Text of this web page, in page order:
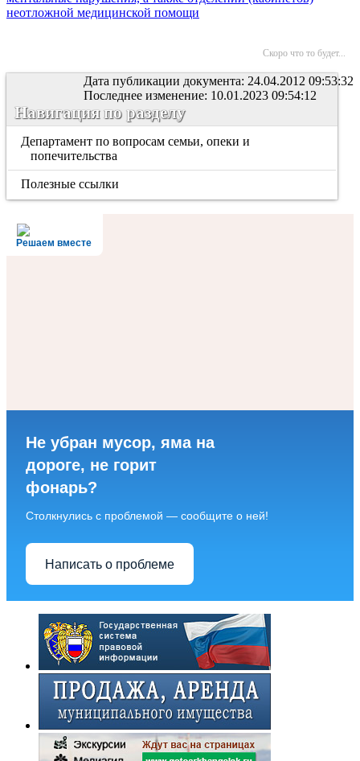
неотложной медицинской помощи
Скоро что то будет...
Дата публикации документа: 24.04.2012 09:53:32
Последнее изменение: 10.01.2023 09:54:12
Навигация по разделу
Департамент по вопросам семьи, опеки и
попечительства
Полезные ссылки
Решаем вместе
Не убран мусор, яма на
дороге, не горит
фонарь?
Столкнулись с проблемой — сообщите о ней!
Написать о проблеме